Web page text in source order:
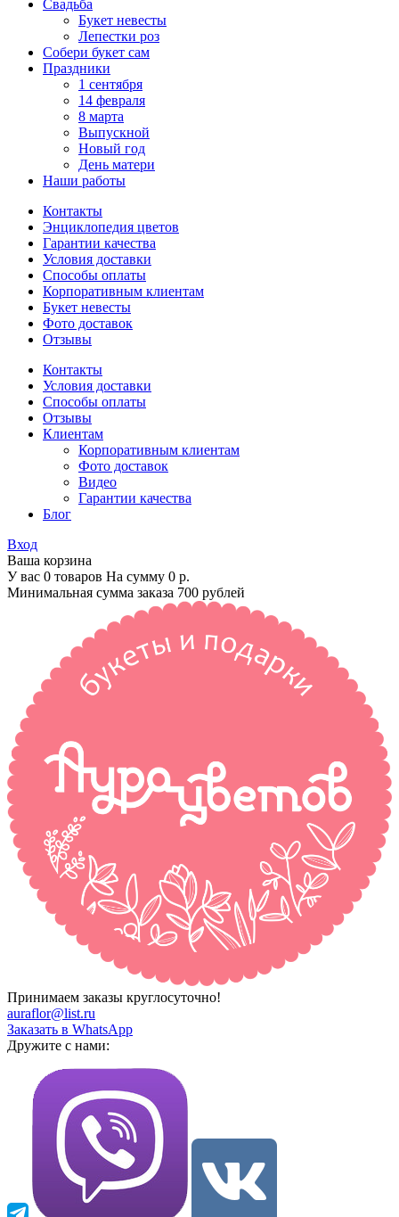
Свадьба
Букет невесты
Лепестки роз
Собери букет сам
Праздники
1 сентября
14 февраля
8 марта
Выпускной
Новый год
День матери
Наши работы
Контакты
Энциклопедия цветов
Гарантии качества
Условия доставки
Способы оплаты
Корпоративным клиентам
Букет невесты
Фото доставок
Отзывы
Контакты
Условия доставки
Способы оплаты
Отзывы
Клиентам
Корпоративным клиентам
Фото доставок
Видео
Гарантии качества
Блог
Вход
Ваша корзина
У вас 0 товаров На сумму 0 р.
Минимальная сумма заказа 700 рублей
Принимаем заказы круглосуточно!
auraflor@list.ru
Заказать в WhatsApp
Дружите с нами: